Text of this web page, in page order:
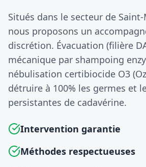
Situés dans le secteur de
nous proposons un
discrétion. Évacuation (filière
mécanique par shampoing
nébulisation certibiocide O3
détruire à 100% les germes et
persistantes de cadavérine.
Intervention garantie
Méthodes respectueuses